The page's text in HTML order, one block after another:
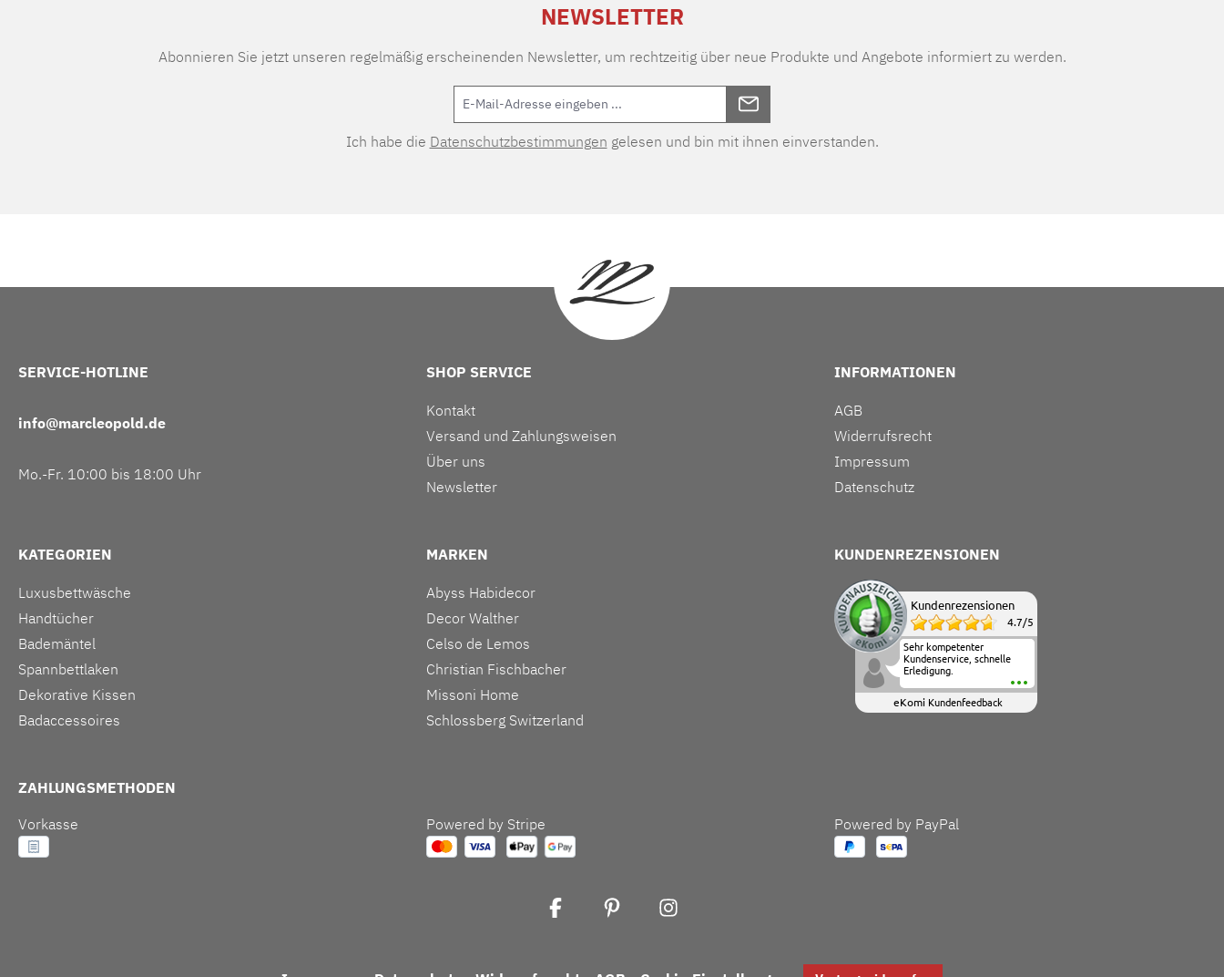
NEWSLETTER
Abonnieren Sie jetzt unseren regelmäßig erscheinenden Newsletter, um rechtzeitig über neue Produkte und Angebote informiert zu werden.
Ich habe die Datenschutzbestimmungen gelesen und bin mit ihnen einverstanden.
SERVICE-HOTLINE
info@marcleopold.de
Mo.-Fr. 10:00 bis 18:00 Uhr
SHOP SERVICE
Kontakt
Versand und Zahlungsweisen
Über uns
Newsletter
INFORMATIONEN
AGB
Widerrufsrecht
Impressum
Datenschutz
KATEGORIEN
Luxusbettwäsche
Handtücher
Bademäntel
Spannbettlaken
Dekorative Kissen
Badaccessoires
MARKEN
Abyss Habidecor
Decor Walther
Celso de Lemos
Christian Fischbacher
Missoni Home
Schlossberg Switzerland
KUNDENREZENSIONEN
Kundenrezensionen
4.7/5
Sehr kompetenter
Kundenservice, schnelle
Erledigung.
eKomi Kundenfeedback
ZAHLUNGSMETHODEN
Vorkasse
Powered by Stripe Powered by PayPal